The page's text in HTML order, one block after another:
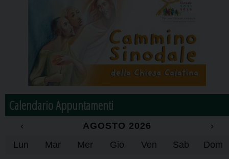
Calendario Appuntamenti
‹ AGOSTO 2026
›
Lun
Mar Mer Gio Ven Sab Dom